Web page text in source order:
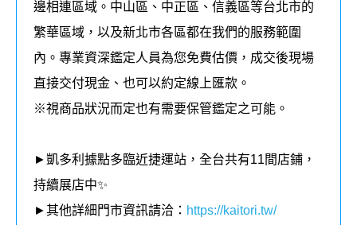
邊相連區域。中山區、中正區、信義區等台北市的
繁華區域，以及新北市各區都在我們的服務範圍
內 。 專業資深鑑定人員為您免費估價，成交後現場
直接交付現金、也可以約定線上匯款。
※視商品狀況而定也有需要保管鑑定之可能。
►凱多利據點多臨近捷運站，全台共有11間店鋪，
持續展店中✨
►其他詳細門市資訊請洽： https://kaitori.tw/